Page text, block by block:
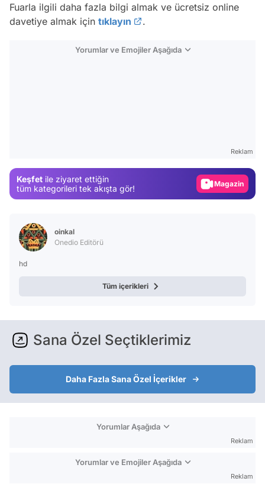
Fuarla ilgili daha fazla bilgi almak ve ücretsiz online
davetiye almak için tıklayın .
Yorumlar ve Emojiler Aşağıda
Reklam
Keşfet ile ziyaret ettiğin
tüm kategorileri tek akışta gör!
Magazin
oinkal
Onedio Editörü
hd
Tüm içerikleri
Sana Özel Seçtiklerimiz
Daha Fazla Sana Özel İçerikler
Yorumlar Aşağıda
Reklam
Yorumlar ve Emojiler Aşağıda
Reklam